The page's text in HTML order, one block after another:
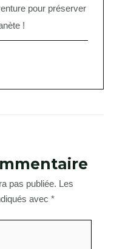
pour préserver
!
pas publiée. Les
avec *